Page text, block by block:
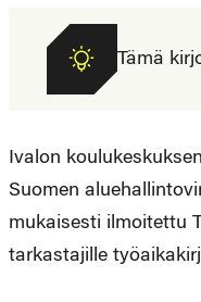
Tämä
Ivalon
Suomen
mukaisesti ilmoitettu
tarkastajille